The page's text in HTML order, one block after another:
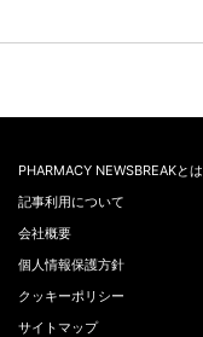
PHARMACY NEWSBREAKとは
記事利用について
会社概要
個人情報保護方針
クッキーポリシー
サイトマップ